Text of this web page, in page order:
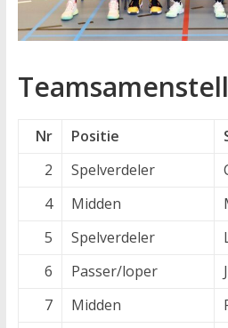
Nr Positie
2
Spelverdeler
4
Midden
5
Spelverdeler
6
Passer/loper
7
Midden